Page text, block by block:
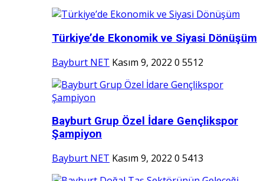
Türkiye’de Ekonomik ve Siyasi Dönüşüm
Bayburt NET Kasım 9, 2022 0 5512
Bayburt Grup Özel İdare Gençlikspor
Şampiyon
Bayburt NET Kasım 9, 2022 0 5413